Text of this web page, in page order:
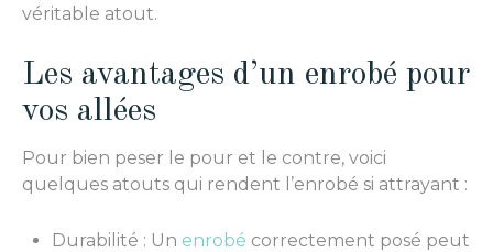
véritable atout.
Les avantages d’un enrobé pour
vos allées
Pour bien peser le pour et le contre, voici
quelques atouts qui rendent l’enrobé si attrayant :
Durabilité : Un enrobé correctement posé peut